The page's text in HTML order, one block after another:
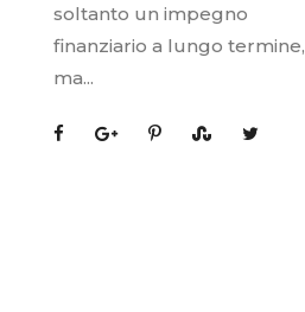
soltanto un impegno
finanziario a lungo termine,
ma...